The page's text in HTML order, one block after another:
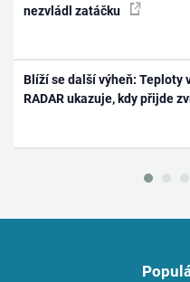
nezvládl zatáčku
Blíží se další výheň: Teploty
RADAR ukazuje, kdy přijde